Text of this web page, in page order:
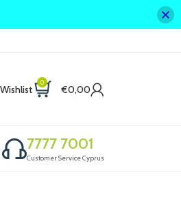
Wishlist
0
€0,00
7777 7001
Customer Service Cyprus